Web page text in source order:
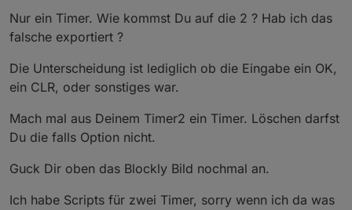
werden?
Kann ich den "sonst - falls" Block löschen, wenn ich
Nur ein Timer. Wie kommst Du auf die 2 ? Hab ich das
falsche exportiert ?
Die Unterscheidung ist lediglich ob die Eingabe ein OK,
ein CLR, oder sonstiges war.
Mach mal aus Deinem Timer2 ein Timer. Löschen darfst
Du die falls Option nicht.
Guck Dir oben das Blockly Bild nochmal an.
Ich habe Scripts für zwei Timer, sorry wenn ich da was